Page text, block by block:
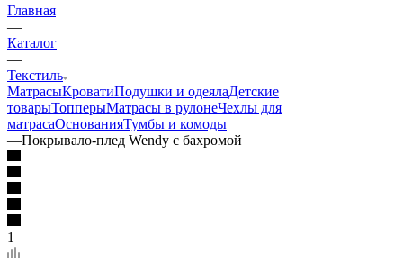
Главная
—
Каталог
—
Текстиль
МатрасыКроватиПодушки и одеялаДетские
товарыТопперыМатрасы в рулонеЧехлы для
матрасаОснованияТумбы и комоды
—Покрывало-плед Wendy с бахромой
1